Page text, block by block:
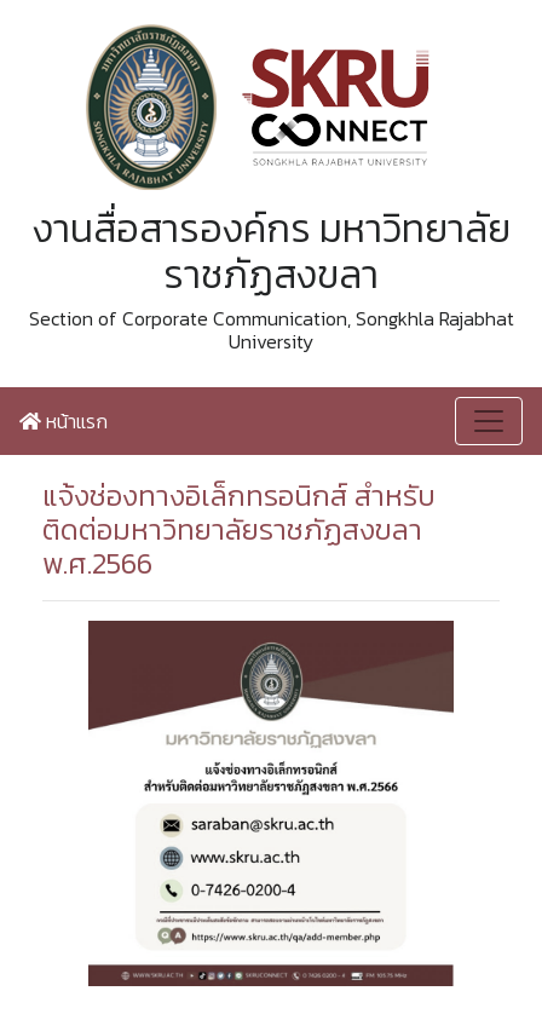
งานสื่อสารองค์กร มหาวิทยาลัย
ราชภัฏสงขลา
Section of Corporate Communication, Songkhla Rajabhat
University
หน้าแรก
แจ้งช่องทางอิเล็กทรอนิกส์ สำหรับ
ติดต่อมหาวิทยาลัยราชภัฏสงขลา
พ.ศ.2566